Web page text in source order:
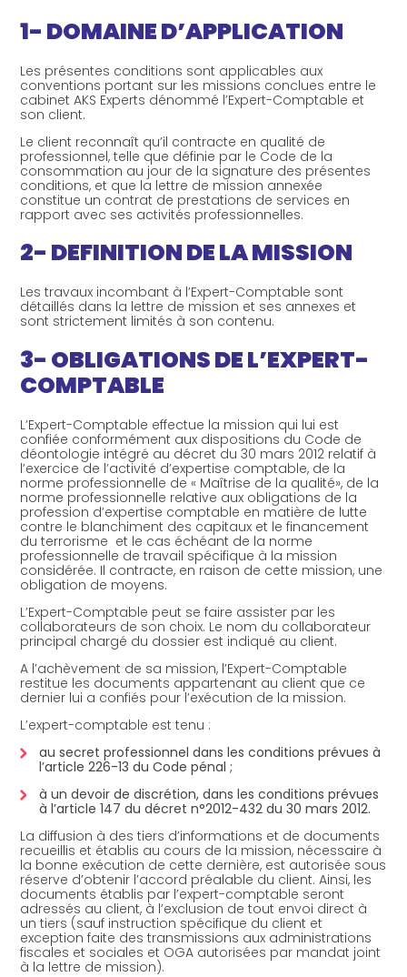
ADMINISTRATEUR DE BIENS
ARTISAN ET COMMERÇANT
PROFESSION LIBÉRALE
ASSOCIATION ET FONDATION
GESTION AU QUOTIDIEN
AUDIT ET CONSEILS
1- DOMAINE D’APPLICATION
Les présentes conditions sont applicables aux
conventions portant sur les missions conclues entre le
cabinet AKS Experts dénommé l’Expert-Comptable et
son client.
Le client reconnaît qu’il contracte en qualité de
professionnel, telle que définie par le Code de la
consommation au jour de la signature des présentes
conditions, et que la lettre de mission annexée
constitue un contrat de prestations de services en
rapport avec ses activités professionnelles.
2- DEFINITION DE LA MISSION
Les travaux incombant à l’Expert-Comptable sont
détaillés dans la lettre de mission et ses annexes et
sont strictement limités à son contenu.
3- OBLIGATIONS DE L’EXPERT-
COMPTABLE
L’Expert-Comptable effectue la mission qui lui est
confiée conformément aux dispositions du Code de
déontologie intégré au décret du 30 mars 2012 relatif à
l’exercice de l’activité d’expertise comptable, de la
norme professionnelle de « Maîtrise de la qualité», de la
norme professionnelle relative aux obligations de la
profession d’expertise comptable en matière de lutte
contre le blanchiment des capitaux et le financement
du terrorisme et le cas échéant de la norme
professionnelle de travail spécifique à la mission
considérée. Il contracte, en raison de cette mission, une
obligation de moyens.
L’Expert-Comptable peut se faire assister par les
collaborateurs de son choix. Le nom du collaborateur
principal chargé du dossier est indiqué au client.
A l’achèvement de sa mission, l’Expert-Comptable
restitue les documents appartenant au client que ce
dernier lui a confiés pour l’exécution de la mission.
L’expert-comptable est tenu :
au secret professionnel dans les conditions prévues à
l’article 226-13 du Code pénal ;
à un devoir de discrétion, dans les conditions prévues
à l’article 147 du décret n°2012-432 du 30 mars 2012.
La diffusion à des tiers d’informations et de documents
recueillis et établis au cours de la mission, nécessaire à
la bonne exécution de cette dernière, est autorisée sous
réserve d’obtenir l’accord préalable du client. Ainsi, les
documents établis par l’expert-comptable seront
adressés au client, à l’exclusion de tout envoi direct à
un tiers (sauf instruction spécifique du client et
exception faite des transmissions aux administrations
fiscales et sociales et OGA autorisées par mandat joint
à la lettre de mission).